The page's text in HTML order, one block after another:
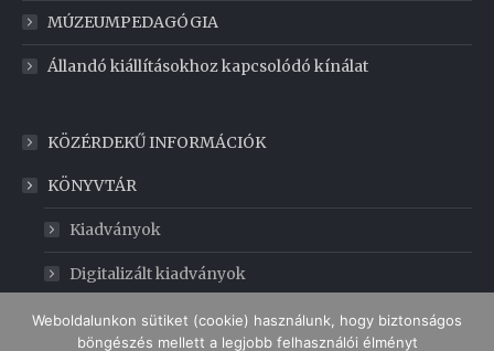
MÚZEUMPEDAGÓGIA
Állandó kiállításokhoz kapcsolódó kínálat
KÖZÉRDEKŰ INFORMÁCIÓK
KÖNYVTÁR
Kiadványok
Digitalizált kiadványok
GABONAMÚZEUM
Weboldalunkon sütiket (cookie) használunk, hogy biztonságos
böngészés mellett a legjobb felhasználói élményt